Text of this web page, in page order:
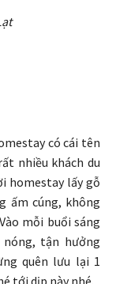
có cái tên
nhiều khách du
homestay lấy gỗ
ấm cúng, không
mỗi buổi sáng
tận hưởng
quên lưu lại 1